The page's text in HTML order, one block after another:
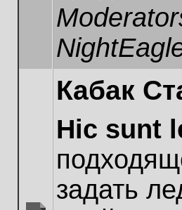
Кабак
Hic sunt
задать